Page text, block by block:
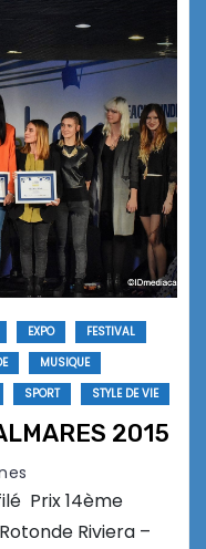
EXPO
FESTIVAL
MUSIQUE
SPORT STYLE DE VIE
2015
Prix 14ème
Riviera –